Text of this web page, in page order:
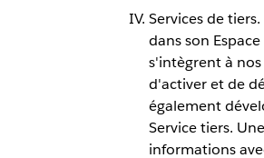
Services de
dans son
s'intègrent à
d'activer et de
également
Service tiers.
informations